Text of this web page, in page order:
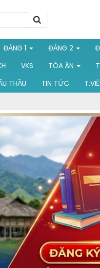
ĐẢNG 1 ĐẢNG 2
VKS TÒA ÁN
THẦU TIN TỨC